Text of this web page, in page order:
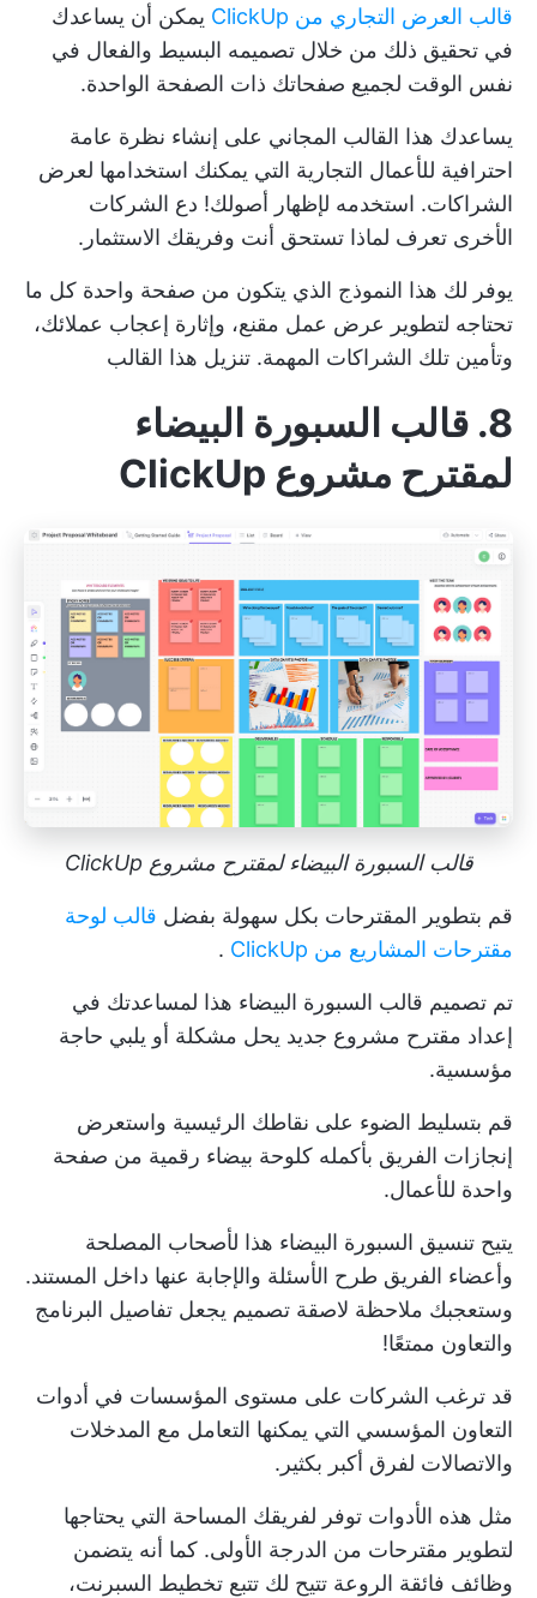
قالب العرض التجاري من ClickUp
يمكن أن يساعدك
في تحقيق ذلك من خلال تصميمه البسيط والفعال في
نفس الوقت لجميع صفحاتك ذات الصفحة الواحدة.
يساعدك هذا القالب المجاني على إنشاء نظرة عامة
احترافية للأعمال التجارية التي يمكنك استخدامها لعرض
الشراكات. استخدمه لإظهار أصولك! دع الشركات
الأخرى تعرف لماذا تستحق أنت وفريقك الاستثمار.
يوفر لك هذا النموذج الذي يتكون من صفحة واحدة كل ما
تحتاجه لتطوير عرض عمل مقنع، وإثارة إعجاب عملائك،
وتأمين تلك الشراكات المهمة. تنزيل هذا القالب
8. قالب السبورة البيضاء
لمقترح مشروع ClickUp
قالب السبورة البيضاء لمقترح مشروع ClickUp
قم بتطوير المقترحات بكل سهولة بفضل قالب لوحة
مقترحات المشاريع من ClickUp
.
تم تصميم قالب السبورة البيضاء هذا لمساعدتك في
إعداد مقترح مشروع جديد يحل مشكلة أو يلبي حاجة
مؤسسية.
قم بتسليط الضوء على نقاطك الرئيسية واستعرض
إنجازات الفريق بأكمله كلوحة بيضاء رقمية من صفحة
واحدة للأعمال.
يتيح تنسيق السبورة البيضاء هذا لأصحاب المصلحة
وأعضاء الفريق طرح الأسئلة والإجابة عنها داخل المستند.
وستعجبك ملاحظة لاصقة تصميم يجعل تفاصيل البرنامج
والتعاون ممتعًا!
قد ترغب الشركات على مستوى المؤسسات في أدوات
التعاون المؤسسي التي يمكنها التعامل مع المدخلات
والاتصالات لفرق أكبر بكثير.
مثل هذه الأدوات توفر لفريقك المساحة التي يحتاجها
لتطوير مقترحات من الدرجة الأولى. كما أنه يتضمن
وظائف فائقة الروعة تتيح لك تتبع تخطيط السبرنت،